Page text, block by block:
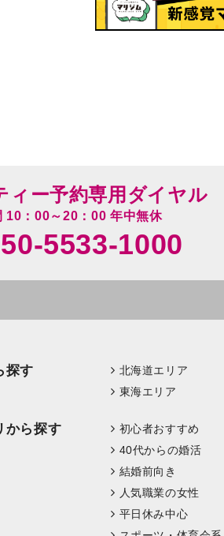
ィー予約専用ダイヤル
10：00～20：00 年中無休
5533-1000
探す 北海道エリア
東海エリア
から探す 初心者おすすめ
40代からの婚活
結婚前向き
人気職業の女性
平日休み中心